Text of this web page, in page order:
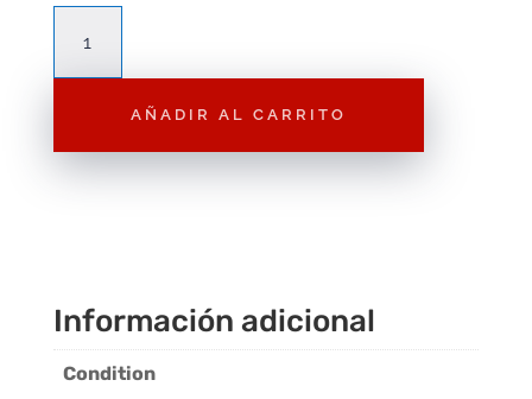
Colección
Azteca"
AÑADIR AL CARRITO
Información adicional
Condition